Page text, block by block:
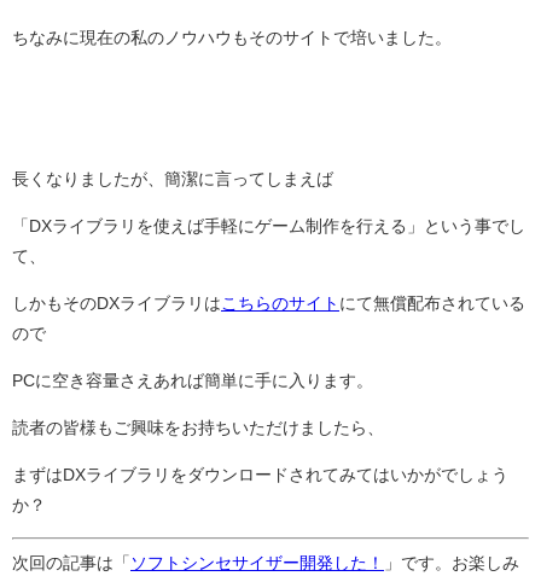
ちなみに現在の私のノウハウもそのサイトで培いました。
長くなりましたが、簡潔に言ってしまえば
「DXライブラリを使えば手軽にゲーム制作を行える」という事でし
て、
しかもそのDXライブラリは こちらのサイト にて無償配布されている
ので
PCに空き容量さえあれば簡単に手に入ります。
読者の皆様もご興味をお持ちいただけましたら、
まずはDXライブラリをダウンロードされてみてはいかがでしょう
か？
次回の記事は「 ソフトシンセサイザー開発した！ 」です。お楽しみ